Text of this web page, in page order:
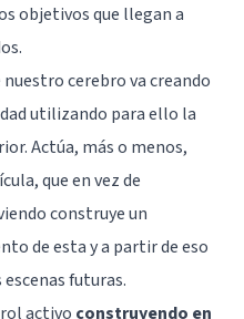
objetivos que llegan a
nuestro cerebro va creando
utilizando para ello la
Actúa, más o menos,
que en vez de
construye un
de esta y a partir de eso
futuras.
activo construyendo en